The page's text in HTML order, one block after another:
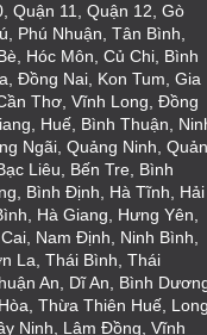
Quận 11, Quận 12, Gò
Phú Nhuận, Tân Bình,
Hóc Môn, Củ Chi, Bình
Đồng Nai, Kon Tum, Gia
Thơ, Vĩnh Long, Đồng
Huế, Bình Thuận,
Ngãi, Quảng Ninh,
Liêu, Bến Tre, Bình
Bình Định, Hà Tĩnh, Hải
Hà Giang, Hưng Yên,
Nam Định, Ninh Bình,
La, Thái Bình, Thái
An, Dĩ An, Bình
Thừa Thiên Huế, Long
Ninh, Lâm Đồng, Vĩnh